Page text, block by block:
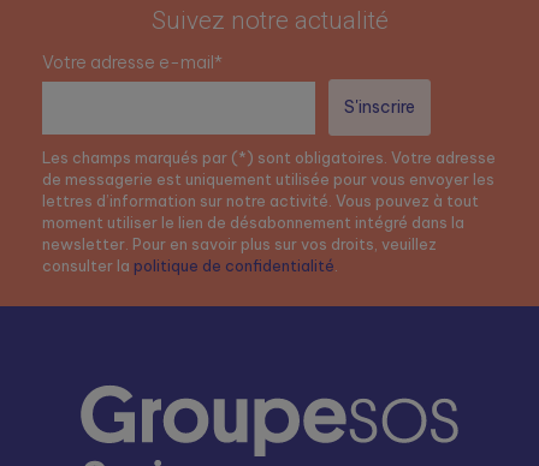
Suivez notre actualité
Votre adresse e-mail*
Les champs marqués par (*) sont obligatoires. Votre adresse
de messagerie est uniquement utilisée pour vous envoyer les
lettres d’information sur notre activité. Vous pouvez à tout
moment utiliser le lien de désabonnement intégré dans la
newsletter. Pour en savoir plus sur vos droits, veuillez
consulter la politique de confidentialité.